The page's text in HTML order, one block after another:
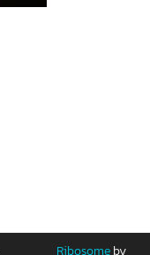
Ribosomeby